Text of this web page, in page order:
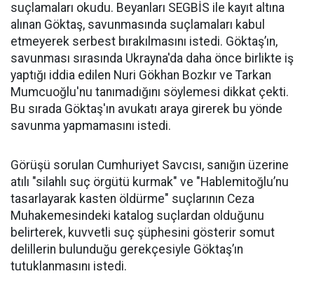
suçlamaları okudu. Beyanları SEGBİS ile kayıt altına
alınan Göktaş, savunmasında suçlamaları kabul
etmeyerek serbest bırakılmasını istedi. Göktaş’ın,
savunması sırasında Ukrayna'da daha önce birlikte iş
yaptığı iddia edilen Nuri Gökhan Bozkır ve Tarkan
Mumcuoğlu'nu tanımadığını söylemesi dikkat çekti.
Bu sırada Göktaş'ın avukatı araya girerek bu yönde
savunma yapmamasını istedi.
Görüşü sorulan Cumhuriyet Savcısı, sanığın üzerine
atılı "silahlı suç örgütü kurmak" ve "Hablemitoğlu’nu
tasarlayarak kasten öldürme" suçlarının Ceza
Muhakemesindeki katalog suçlardan olduğunu
belirterek, kuvvetli suç şüphesini gösterir somut
delillerin bulunduğu gerekçesiyle Göktaş’ın
tutuklanmasını istedi.